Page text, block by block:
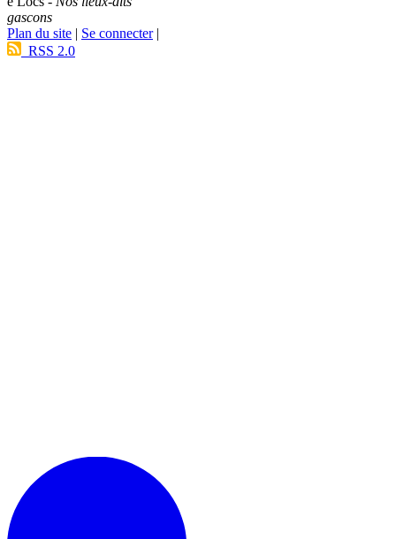
gascons
Plan du site | Se connecter|
RSS 2.0